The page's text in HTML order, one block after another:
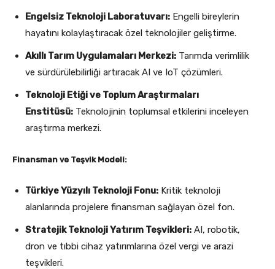
Engelsiz Teknoloji Laboratuvarı: Engelli bireylerin
hayatını kolaylaştıracak özel teknolojiler geliştirme.
Akıllı Tarım Uygulamaları Merkezi: Tarımda verimlilik
ve sürdürülebilirliği artıracak AI ve IoT çözümleri.
Teknoloji Etiği ve Toplum Araştırmaları
Enstitüsü: Teknolojinin toplumsal etkilerini inceleyen
araştırma merkezi.
Finansman ve Teşvik Modeli:
Türkiye Yüzyılı Teknoloji Fonu: Kritik teknoloji
alanlarında projelere finansman sağlayan özel fon.
Stratejik Teknoloji Yatırım Teşvikleri: AI, robotik,
dron ve tıbbi cihaz yatırımlarına özel vergi ve arazi
teşvikleri.